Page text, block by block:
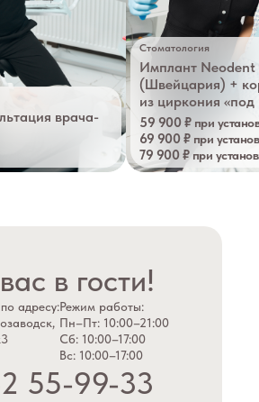
врача-
Стоматология
Имплант Neodent
(Швейцария) +
из циркония «под
59 900 ₽ при
69 900 ₽ при
79 900 ₽ при
в гости!
адресу:Режим работы:
Пн–Пт: 10:00–21:00
Сб: 10:00–17:00
Вс: 10:00–17:00
55-99-33